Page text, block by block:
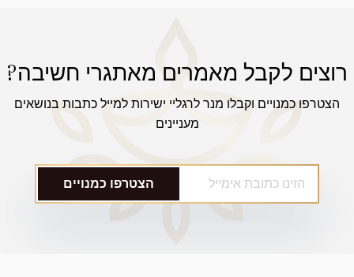
רוצים לקבל מאמרים מאתגרי חשיבה?
הצטרפו כמנויים וקבלו מנר לרגליי ישירות למייל כתבות בנושאים
מעניינים
הצטרפו כמנויים